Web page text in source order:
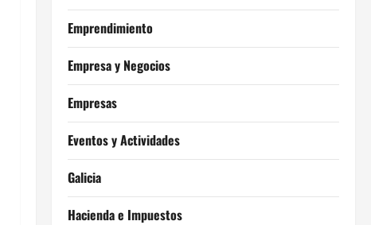
Emprendimiento
Empresa y Negocios
Empresas
Eventos y Actividades
Galicia
Hacienda e Impuestos